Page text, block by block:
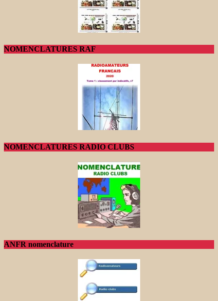
NOMENCLATURES RAF
NOMENCLATURES RADIO CLUBS
ANFR nomenclature